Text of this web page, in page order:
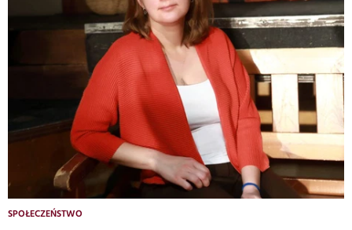
SPOŁECZEŃSTWO